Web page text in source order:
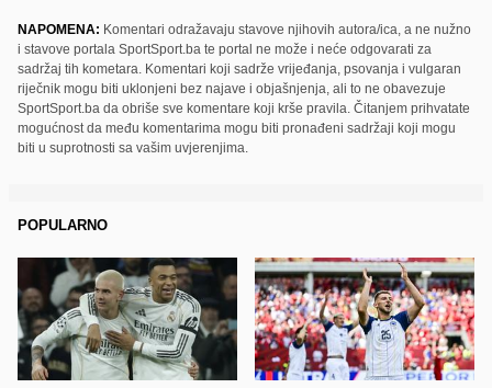
NAPOMENA: Komentari odražavaju stavove njihovih autora/ica, a ne nužno
i stavove portala SportSport.ba te portal ne može i neće odgovarati za
sadržaj tih kometara. Komentari koji sadrže vrijeđanja, psovanja i vulgaran
riječnik mogu biti uklonjeni bez najave i objašnjenja, ali to ne obavezuje
SportSport.ba da obriše sve komentare koji krše pravila. Čitanjem prihvatate
mogućnost da među komentarima mogu biti pronađeni sadržaji koji mogu
biti u suprotnosti sa vašim uvjerenjima.
POPULARNO